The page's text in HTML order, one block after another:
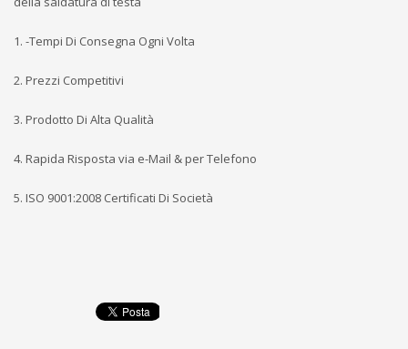
1. -Tempi Di Consegna Ogni Volta
2. Prezzi Competitivi
3. Prodotto Di Alta Qualità
4. Rapida Risposta via e-Mail & per Telefono
5. ISO 9001:2008 Certificati Di Società